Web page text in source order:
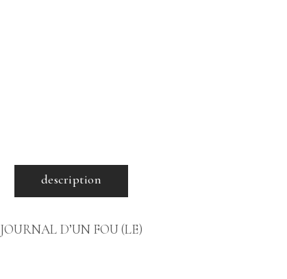
description
JOURNAL D’UN FOU (LE)